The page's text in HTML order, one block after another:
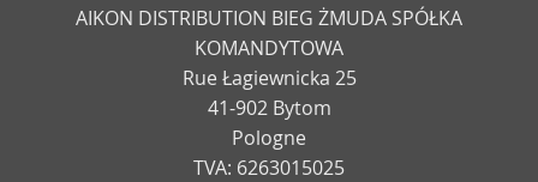
AIKON DISTRIBUTION BIEG ŻMUDA SPÓŁKA
KOMANDYTOWA
Rue Łagiewnicka 25
41-902 Bytom
Pologne
TVA: 6263015025